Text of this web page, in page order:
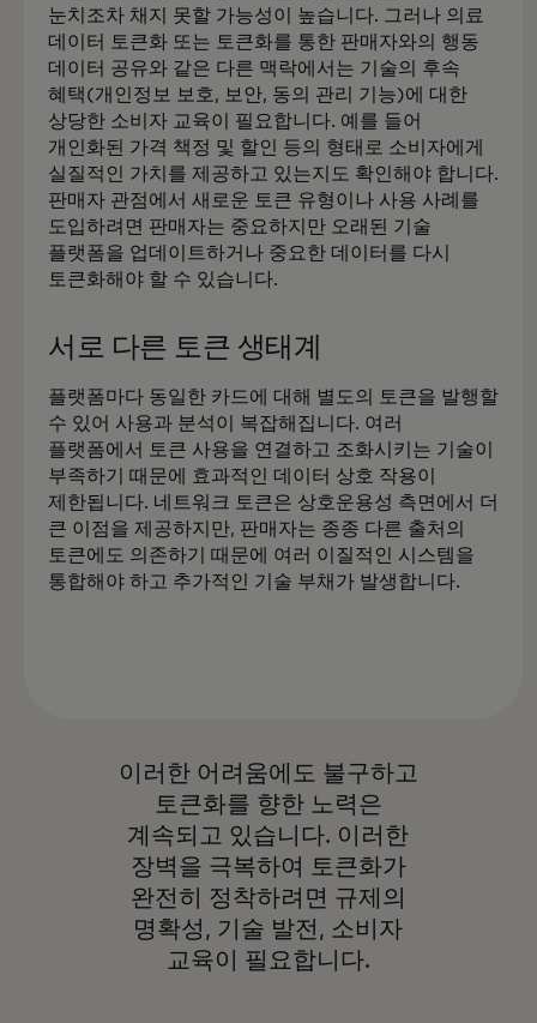
눈치조차 채지 못할 가능성이 높습니다. 그러나 의료
데이터 토큰화 또는 토큰화를 통한 판매자와의 행동
데이터 공유와 같은 다른 맥락에서는 기술의 후속
혜택(개인정보 보호, 보안, 동의 관리 기능)에 대한
상당한 소비자 교육이 필요합니다. 예를 들어
개인화된 가격 책정 및 할인 등의 형태로 소비자에게
실질적인 가치를 제공하고 있는지도 확인해야 합니다.
판매자 관점에서 새로운 토큰 유형이나 사용 사례를
도입하려면 판매자는 중요하지만 오래된 기술
플랫폼을 업데이트하거나 중요한 데이터를 다시
토큰화해야 할 수 있습니다.
서로 다른 토큰 생태계
플랫폼마다 동일한 카드에 대해 별도의 토큰을 발행할
수 있어 사용과 분석이 복잡해집니다. 여러
플랫폼에서 토큰 사용을 연결하고 조화시키는 기술이
부족하기 때문에 효과적인 데이터 상호 작용이
제한됩니다. 네트워크 토큰은 상호운용성 측면에서 더
큰 이점을 제공하지만, 판매자는 종종 다른 출처의
토큰에도 의존하기 때문에 여러 이질적인 시스템을
통합해야 하고 추가적인 기술 부채가 발생합니다.
이러한 어려움에도 불구하고
토큰화를 향한 노력은
계속되고 있습니다. 이러한
장벽을 극복하여 토큰화가
완전히 정착하려면 규제의
명확성, 기술 발전, 소비자
교육이 필요합니다.